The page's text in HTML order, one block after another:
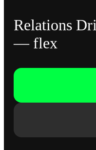
Relations
— flex